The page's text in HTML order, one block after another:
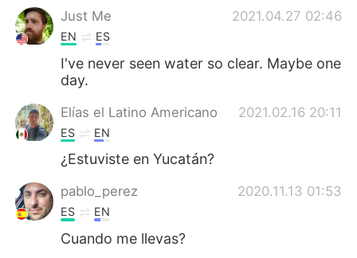
Just Me
2021.04.27 02:46
EN ES
I've never seen water so clear. Maybe one
day.
Elías el Latino Americano 2021.02.16 20:11
ES EN
¿Estuviste en Yucatán?
pablo_perez 2020.11.13 01:53
ES EN
Cuando me llevas?